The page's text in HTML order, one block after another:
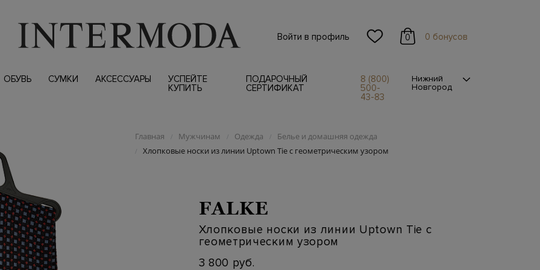
Войти в профиль 0 0 бонусов
ОБУВЬ СУМКИ АКСЕССУАРЫ
УСПЕЙТЕ
КУПИТЬ
ПОДАРОЧНЫЙ
СЕРТИФИКАТ
8 (800)
500-
43-83
Нижний
Новгород
Главная / Мужчинам / Одежда / Белье и домашняя одежда
/ Хлопковые носки из линии Uptown Tie с геометрическим узором
FALKE
Хлопковые носки из линии Uptown Tie с
геометрическим узором
3 800 руб.